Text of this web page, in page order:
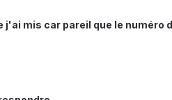
mis car pareil que le numéro